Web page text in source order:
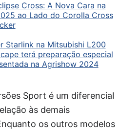
Cross: A Nova Cara na
ao Lado do Corolla Cross
Starlink na Mitsubishi L200
terá preparação especial
na Agrishow 2024
Sport é um diferencial
às demais
os outros modelos